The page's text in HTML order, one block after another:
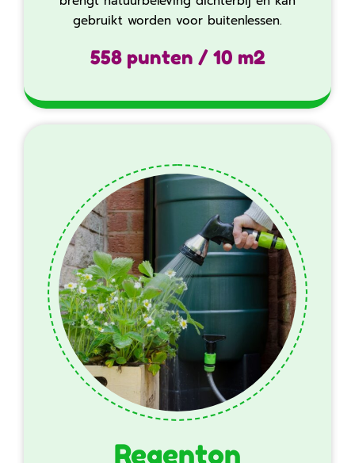
gebruikt worden voor buitenlessen.
558 punten / 10 m2
Regenton